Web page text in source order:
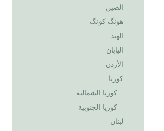
الصين
هونگ كونگ
الهند
اليابان
الأردن
كوريا
كوريا الشمالية
كوريا الجنوبية
لبنان